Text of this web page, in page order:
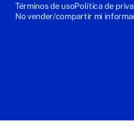
Términos de usoPolítica de
No vender/compartir mi